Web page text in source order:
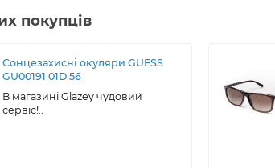
покупців
Сонцезахисні окуляри GUESS
GU00191 01D 56
В магазині Glazey чудовий
сервіс!..